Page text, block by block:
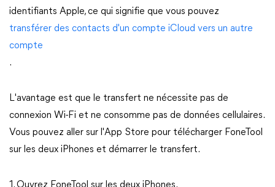
identifiants Apple, ce qui signifie que vous pouvez
transférer des contacts d'un compte iCloud vers un autre
compte
.
L'avantage est que le transfert ne nécessite pas de
connexion Wi-Fi et ne consomme pas de données cellulaires.
Vous pouvez aller sur l'App Store pour télécharger FoneTool
sur les deux iPhones et démarrer le transfert.